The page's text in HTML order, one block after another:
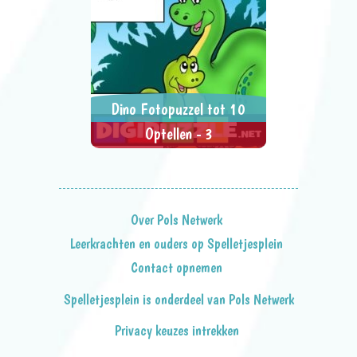
Dino Fotopuzzel tot 10
Optellen - 3
Over Pols Netwerk
Leerkrachten en ouders op Spelletjesplein
Contact opnemen
Spelletjesplein is onderdeel van Pols Netwerk
Privacy keuzes intrekken